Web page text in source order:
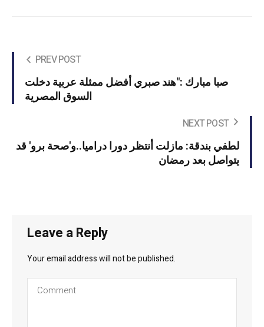
PREV POST
صبا مبارك :"هند صبري أفضل ممثلة عربية دخلت
السوق المصرية
NEXT POST
لطفي بندقة: مازلت أنتظر دورا دراميا..و'صحة برو' قد
يتواصل بعد رمضان
Leave a Reply
Your email address will not be published.